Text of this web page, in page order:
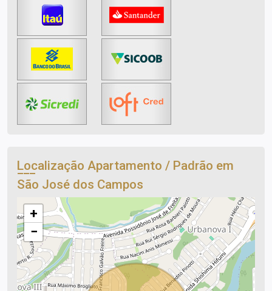
Localização Apartamento / Padrão em
São José dos Campos
+
−